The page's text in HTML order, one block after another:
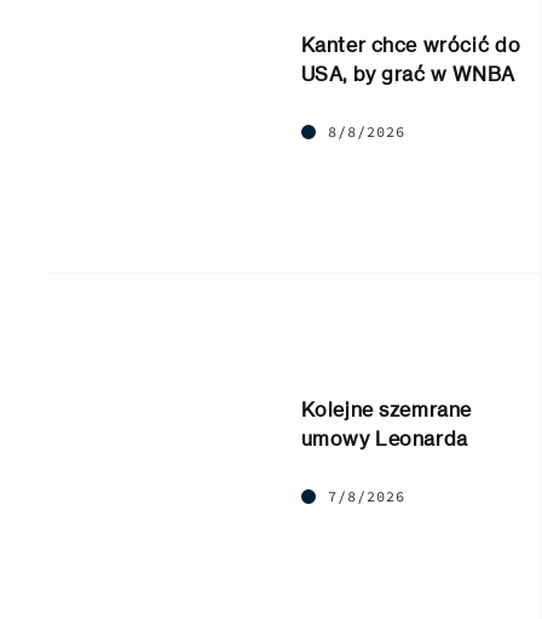
Kanter chce wrócić do
USA, by grać w WNBA
8/8/2026
Kolejne szemrane
umowy Leonarda
7/8/2026